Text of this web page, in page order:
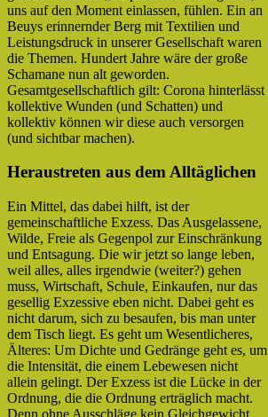
uns auf den Moment einlassen, fühlen. Ein an
Beuys erinnernder Berg mit Textilien und
Leistungsdruck in unserer Gesellschaft waren
die Themen. Hundert Jahre wäre der große
Schamane nun alt geworden.
Gesamtgesellschaftlich gilt: Corona hinterlässt
kollektive Wunden (und Schatten) und
kollektiv können wir diese auch versorgen
(und sichtbar machen).
Heraustreten aus dem Alltäglichen
Ein Mittel, das dabei hilft, ist der
gemeinschaftliche Exzess. Das Ausgelassene,
Wilde, Freie als Gegenpol zur Einschränkung
und Entsagung. Die wir jetzt so lange leben,
weil alles, alles irgendwie (weiter?) gehen
muss, Wirtschaft, Schule, Einkaufen, nur das
gesellig Exzessive eben nicht. Dabei geht es
nicht darum, sich zu besaufen, bis man unter
dem Tisch liegt. Es geht um Wesentlicheres,
Älteres: Um Dichte und Gedränge geht es, um
die Intensität, die einem Lebewesen nicht
allein gelingt. Der Exzess ist die Lücke in der
Ordnung, die die Ordnung erträglich macht.